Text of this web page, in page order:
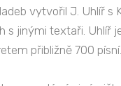
vytvořil J. Uhlíř s
s jinými textaři. Uhlíř
přibližně 700 písní.